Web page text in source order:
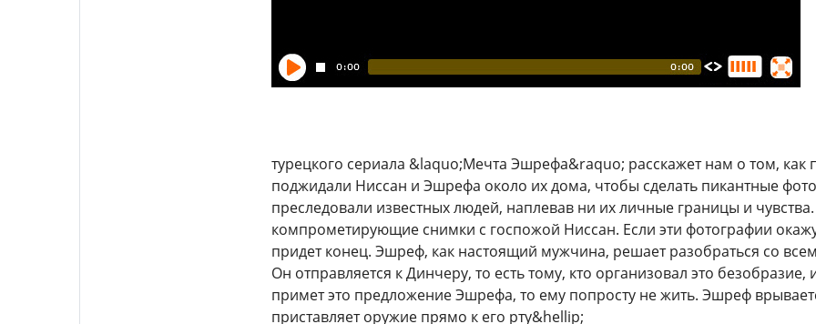
турецкого сериала &laquo;Мечта Эшрефа&raquo; расскажет нам о том,
поджидали Ниссан и Эшрефа около их дома, чтобы сделать пикантные
преследовали известных людей, наплевав ни их личные границы и
компрометирующие снимки с госпожой Ниссан. Если эти фотографии
придет конец. Эшреф, как настоящий мужчина, решает разобраться со
Он отправляется к Динчеру, то есть тому, кто организовал это
примет это предложение Эшрефа, то ему попросту не жить. Эшреф
приставляет оружие прямо к его рту&hellip;